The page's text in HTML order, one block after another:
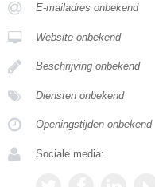
E-mailadres onbekend
Website onbekend
Beschrijving onbekend
Diensten onbekend
Openingstijden onbekend
Sociale media: